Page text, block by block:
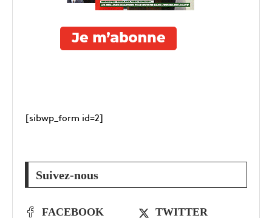
[sibwp_form id=2]
Suivez-nous
FACEBOOK TWITTER